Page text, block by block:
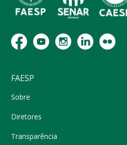
FAESP
Sobre
Diretores
Transparência